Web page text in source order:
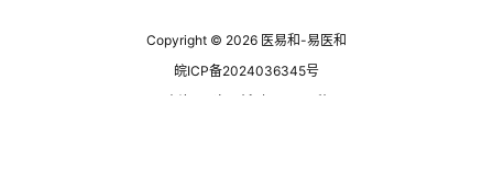
Copyright © 2026 医易和-易医和
皖ICP备2024036345号